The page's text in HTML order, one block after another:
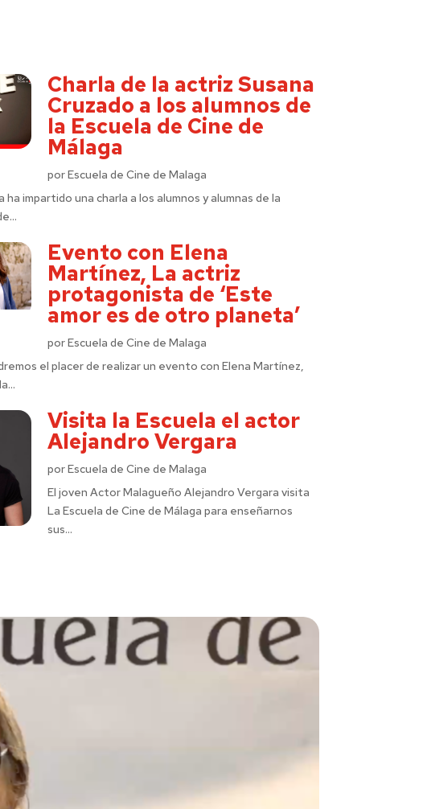
Charla de la actriz Susana
Cruzado a los alumnos de
la Escuela de Cine de
Málaga
porEscuela de Cine de Malaga
ha impartido una charla a los alumnos y alumnas de la
Evento con Elena
Martínez, La actriz
protagonista de ‘Este
amor es de otro planeta’
porEscuela de Cine de Malaga
el placer de realizar un evento con Elena Martínez,
Visita la Escuela el actor
Alejandro Vergara
porEscuela de Cine de Malaga
El joven Actor Malagueño Alejandro Vergara visita
La Escuela de Cine de Málaga para enseñarnos
sus...